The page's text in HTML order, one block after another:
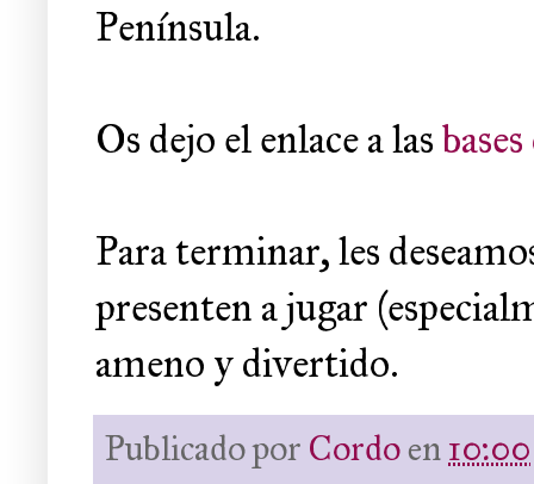
Península.
Os dejo el enlace a las
Para terminar, les
presenten a jugar
ameno y divertido.
Publicado por Cordoen10:00